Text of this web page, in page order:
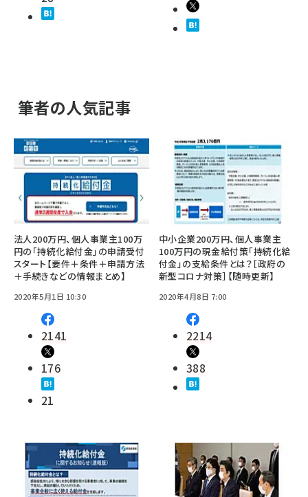
筆者の人気記事
法人200万円、個人事業主100万
円の「持続化給付金」の申請受付
スタート【要件＋条件＋申請方法
＋手続きなどの情報まとめ】
2020年5月1日 10:30
2141
176
21
中小企業200万円、個人事業主
100万円の現金給付策「持続化給
付金」の支給条件とは？［政府の
新型コロナ対策］【随時更新】
2020年4月8日 7:00
2214
388